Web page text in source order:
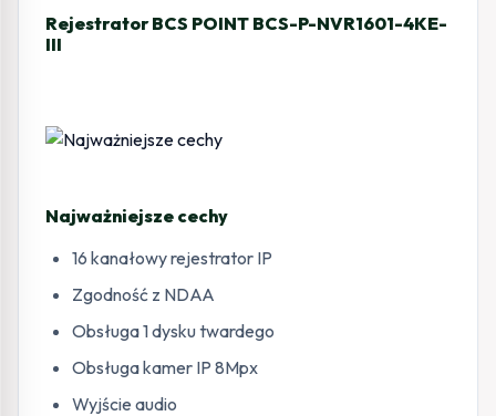
Rejestrator BCS POINT BCS-P-NVR1601-4KE-
III
Najważniejsze cechy
16 kanałowy rejestrator IP
Zgodność z NDAA
Obsługa 1 dysku twardego
Obsługa kamer IP 8Mpx
Wyjście audio